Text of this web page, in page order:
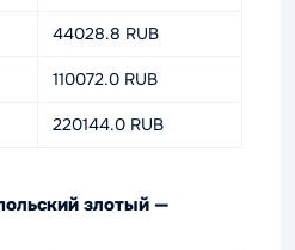
44028.8 RUB
110072.0 RUB
220144.0 RUB
злотый —